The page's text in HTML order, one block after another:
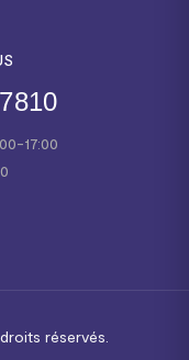
17:00
réservés.